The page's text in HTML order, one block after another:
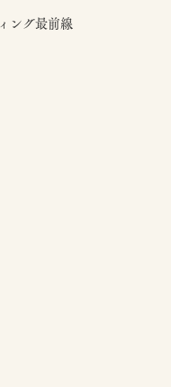
ング最前線